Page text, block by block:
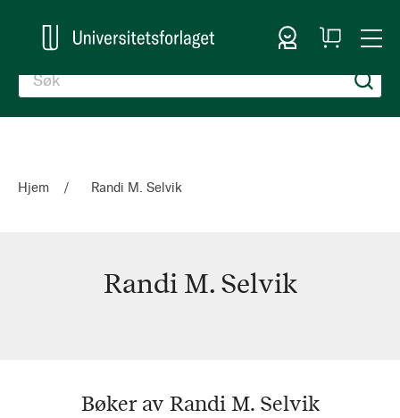
Logg inn
Handlekurv
Hjem Randi M. Selvik
Randi M. Selvik
SelvikBøker av Randi M. Selvik